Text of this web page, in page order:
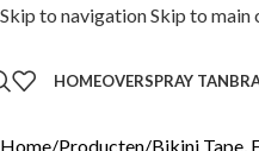
Skip to navigationSkip to main
HOMEOVERSPRAY TAN
Home/Producten/Bikini Tape,